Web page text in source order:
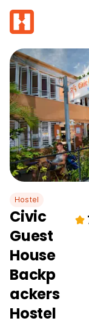
Hostel
Civic
Guest
House
Backp
ackers
Hostel